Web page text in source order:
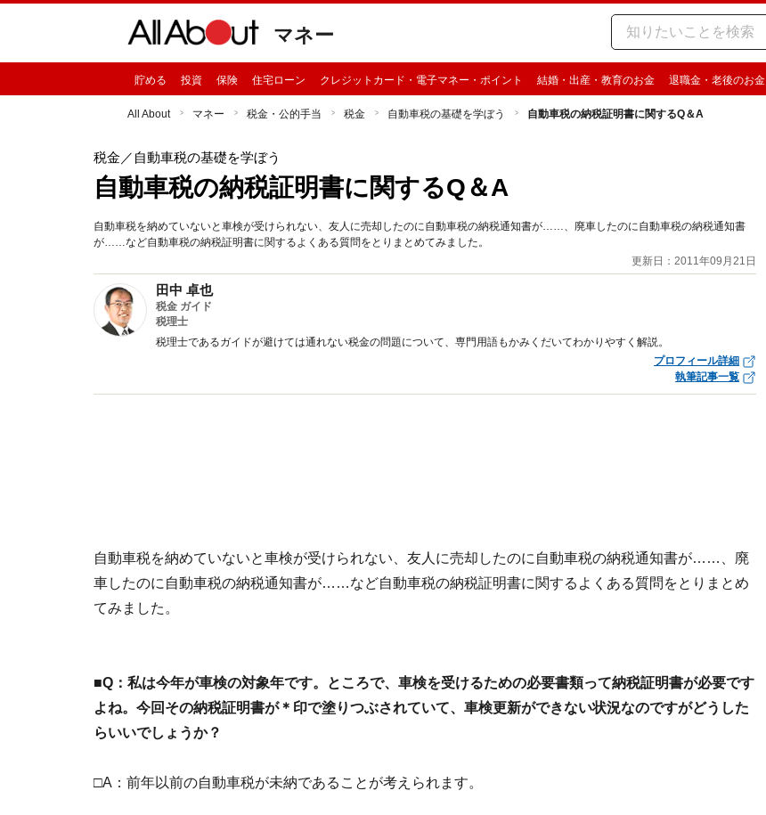
マネー
貯める 投資 保険 住宅ローン クレジットカード・電子マネー・ポイント 結婚・出産・教育のお金 退職金・老後のお金
All About マネー 税金・公的手当 税金 自動車税の基礎を学ぼう 自動車税の納税証明書に関するQ＆A
税金 ／自動車税の基礎を学ぼう
自動車税の納税証明書に関するQ＆A
自動車税を納めていないと車検が受けられない、友人に売却したのに自動車税の納税通知書が……、廃車したのに自動車税の納税通知書
が……など自動車税の納税証明書に関するよくある質問をとりまとめてみました。
更新日：2011年09月21日
田中 卓也
税金 ガイド
税理士
税理士であるガイドが避けては通れない税金の問題について、専門用語もかみくだいてわかりやすく解説。
プロフィール詳細
執筆記事一覧
自動車税を納めていないと車検が受けられない、友人に売却したのに自動車税の納税通知書が……、廃
車したのに自動車税の納税通知書が……など自動車税の納税証明書に関するよくある質問をとりまとめ
てみました。
■Q：私は今年が車検の対象年です。ところで、車検を受けるための必要書類って納税証明書が必要です
よね。今回その納税証明書が＊印で塗りつぶされていて、車検更新ができない状況なのですがどうした
らいいでしょうか？
□A：前年以前の自動車税が未納であることが考えられます。